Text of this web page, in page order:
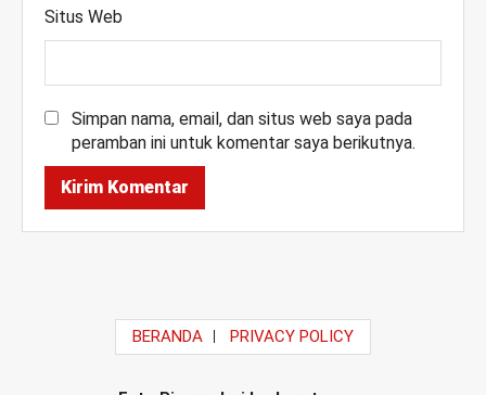
Situs Web
Simpan nama, email, dan situs web saya pada
peramban ini untuk komentar saya berikutnya.
BERANDA PRIVACY POLICY